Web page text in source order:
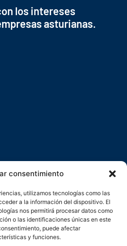
consentimiento
utilizamos tecnologías como las
a la información del dispositivo. El
nos permitirá procesar datos como
o las identificaciones únicas en este
puede afectar
y funciones.
los intereses
asturianas.